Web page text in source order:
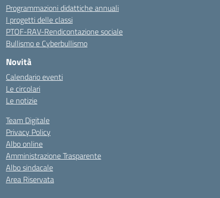
Programmazioni didattiche annuali
I progetti delle classi
PTOF-RAV-Rendicontazione sociale
Bullismo e Cyberbullismo
Novità
Calendario eventi
Le circolari
Le notizie
Team Digitale
Privacy Policy
Albo online
Amministrazione Trasparente
Albo sindacale
Area Riservata